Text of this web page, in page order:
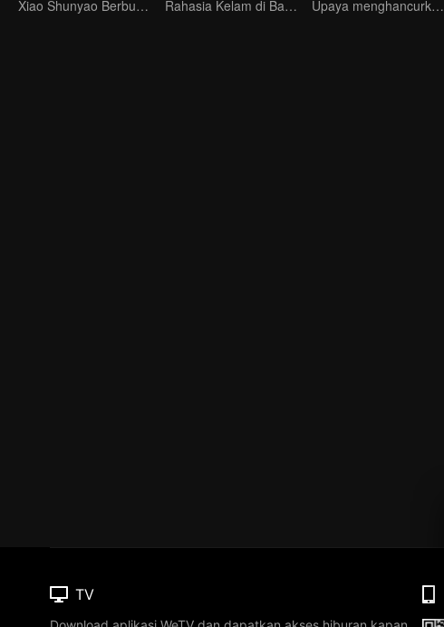
Xiao Shunyao Berburu Harta Karun untuk Memecahkan Kutukan!
Rahasia Kelam di Balik Kejayaan Chang'an
Upaya menghancurkan rencana busuk mata-mata!
TV